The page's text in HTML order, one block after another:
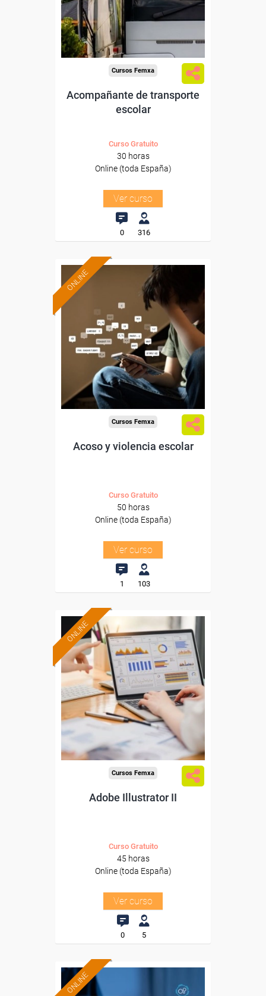
Sector
-Transporte y Logística.
Cursos Femxa
Acompañante de transporte
escolar
Curso Gratuito
30 horas
Online (toda España)
Ver curso
0 316
ONLINE
Formación 100%
subvencionada.
Para desempleados,
trabajadores y autónomos.
Sector
-Educación.
Cursos Femxa
Acoso y violencia escolar
Curso Gratuito
50 horas
Online (toda España)
Ver curso
1 103
ONLINE
Formación 100%
subvencionada.
Para desempleados,
trabajadores y autónomos.
Sector
-Información, Comunicación
y Artes Gráficas.
Cursos Femxa
Adobe Illustrator II
Curso Gratuito
45 horas
Online (toda España)
Ver curso
0 5
ONLINE